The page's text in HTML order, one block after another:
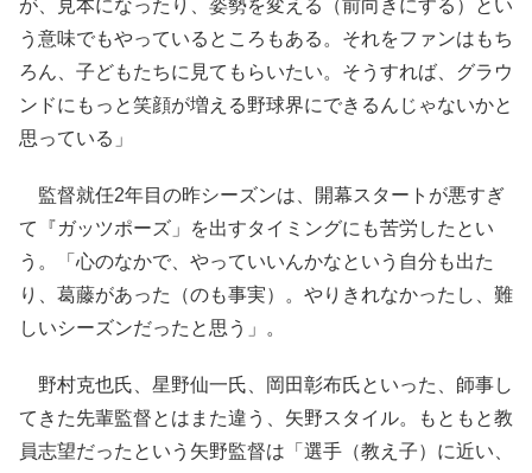
が、見本になったり、姿勢を変える（前向きにする）とい
う意味でもやっているところもある。それをファンはもち
ろん、子どもたちに見てもらいたい。そうすれば、グラウ
ンドにもっと笑顔が増える野球界にできるんじゃないかと
思っている」
監督就任2年目の昨シーズンは、開幕スタートが悪すぎ
て『ガッツポーズ」を出すタイミングにも苦労したとい
う。「心のなかで、やっていいんかなという自分も出た
り、葛藤があった（のも事実）。やりきれなかったし、難
しいシーズンだったと思う」。
野村克也氏、星野仙一氏、岡田彰布氏といった、師事し
てきた先輩監督とはまた違う、矢野スタイル。もともと教
員志望だったという矢野監督は「選手（教え子）に近い、